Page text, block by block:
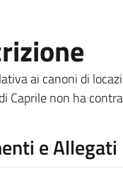
ai canoni di
Caprile non ha
e Allegati